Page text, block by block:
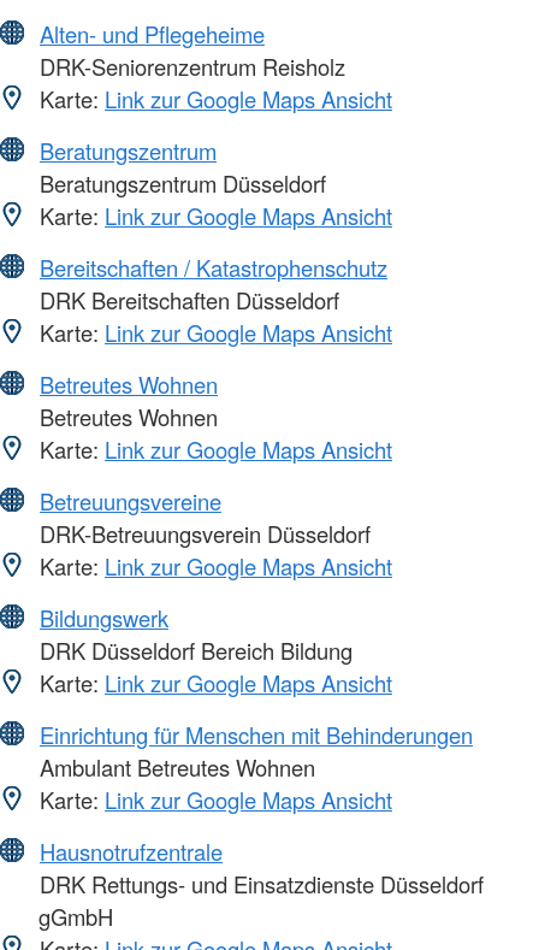
Alten- und Pflegeheime
DRK-Seniorenzentrum Reisholz
Karte: Link zur Google Maps Ansicht
Beratungszentrum
Beratungszentrum Düsseldorf
Karte: Link zur Google Maps Ansicht
Bereitschaften / Katastrophenschutz
DRK Bereitschaften Düsseldorf
Karte: Link zur Google Maps Ansicht
Betreutes Wohnen
Betreutes Wohnen
Karte: Link zur Google Maps Ansicht
Betreuungsvereine
DRK-Betreuungsverein Düsseldorf
Karte: Link zur Google Maps Ansicht
Bildungswerk
DRK Düsseldorf Bereich Bildung
Karte: Link zur Google Maps Ansicht
Einrichtung für Menschen mit Behinderungen
Ambulant Betreutes Wohnen
Karte: Link zur Google Maps Ansicht
Hausnotrufzentrale
DRK Rettungs- und Einsatzdienste Düsseldorf
gGmbH